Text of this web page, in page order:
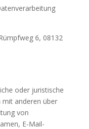
6, 08132
oder juristische
mit anderen über
von
E-Mail-